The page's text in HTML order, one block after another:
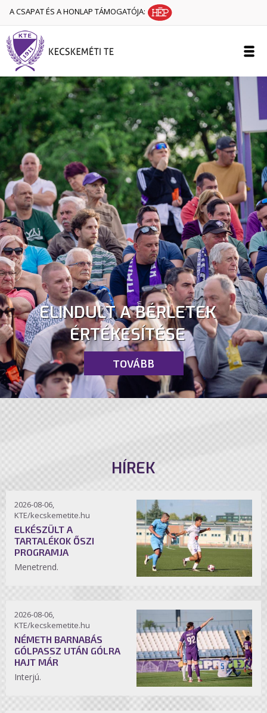
A CSAPAT ÉS A HONLAP TÁMOGATÓJA:
ELINDULT A BÉRLETEK
ÉRTÉKESÍTÉSE
TOVÁBB
HÍREK
2026-08-06,
KTE/kecskemetite.hu
ELKÉSZÜLT A
TARTALÉKOK ŐSZI
PROGRAMJA
Menetrend.
2026-08-06,
KTE/kecskemetite.hu
NÉMETH BARNABÁS
GÓLPASSZ UTÁN GÓLRA
HAJT MÁR
Interjú.